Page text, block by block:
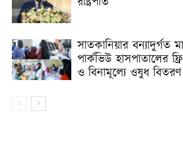
সাতকানিয়ার বন্যাদুর্গত
পার্কভিউ হাসপাতালের
ও বিনামূল্যে ওষুধ বিতরণ